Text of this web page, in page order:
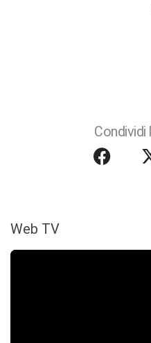
Condividi
Web TV